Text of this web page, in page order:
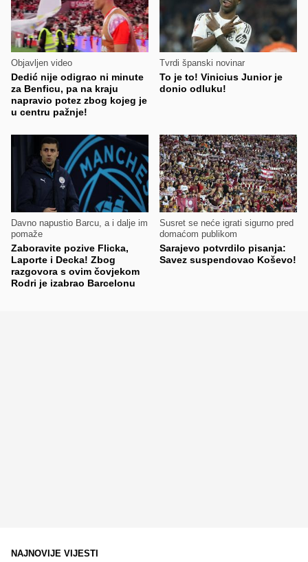
Objavljen video
Dedić nije odigrao ni minute
za Benficu, pa na kraju
napravio potez zbog kojeg je
u centru pažnje!
Tvrdi španski novinar
To je to! Vinicius Junior je
donio odluku!
Davno napustio Barcu, a i dalje im
pomaže
Zaboravite pozive Flicka,
Laporte i Decka! Zbog
razgovora s ovim čovjekom
Rodri je izabrao Barcelonu
Susret se neće igrati sigurno pred
domaćom publikom
Sarajevo potvrdilo pisanja:
Savez suspendovao Koševo!
NAJNOVIJE VIJESTI